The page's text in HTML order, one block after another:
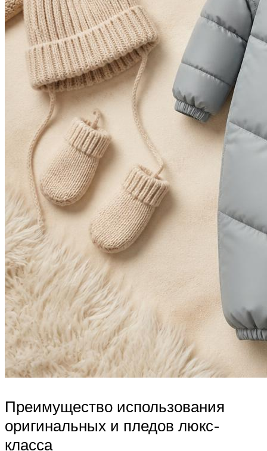
Преимущество использования
оригинальных и пледов люкс-
класса